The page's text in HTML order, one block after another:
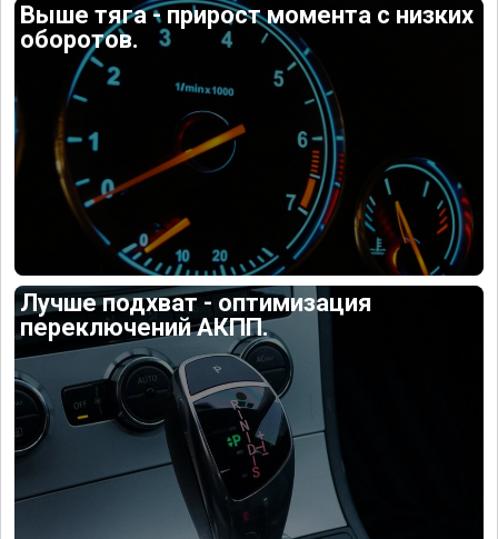
Выше тяга - прирост момента с низких
оборотов.
Лучше подхват - оптимизация
переключений АКПП.